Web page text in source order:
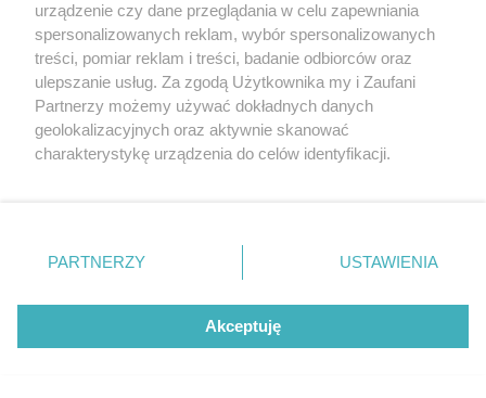
Dworzec Gdański nie zostanie zabytkiem. Ochroną
objęto jedynie dwa fragmenty historycznej elewacji
Autor artykułu:
Wiktor Zając
urządzenie czy dane przeglądania w celu zapewniania
spersonalizowanych reklam, wybór spersonalizowanych
treści, pomiar reklam i treści, badanie odbiorców oraz
ulepszanie usług. Za zgodą Użytkownika my i Zaufani
Partnerzy możemy używać dokładnych danych
geolokalizacyjnych oraz aktywnie skanować
charakterystykę urządzenia do celów identyfikacji.
zmienić/wycofać klikając przycisk ustawień prywatności
znajdujący się w lewym dolnym rogu strony
. Niektóre
użytkownika, ale masz prawo sprzeciwić się takiemu
przetwarzaniu. Preferencje będą miały zastosowania tylko
PARTNERZY USTAWIENIA
Akceptuję